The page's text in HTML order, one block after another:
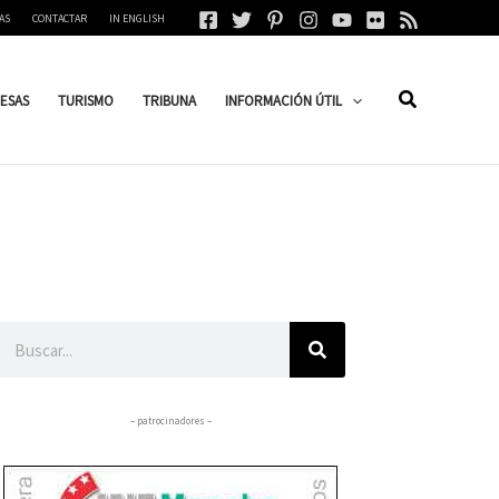
CONTACTAR IN ENGLISH
TURISMO TRIBUNA INFORMACIÓN ÚTIL
– patrocinadores –